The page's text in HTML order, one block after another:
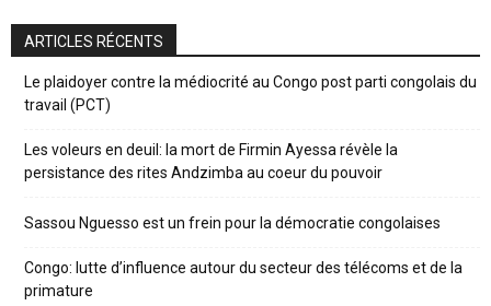
ARTICLES RÉCENTS
Le plaidoyer contre la médiocrité au Congo post parti congolais du
travail (PCT)
Les voleurs en deuil: la mort de Firmin Ayessa révèle la
persistance des rites Andzimba au coeur du pouvoir
Sassou Nguesso est un frein pour la démocratie congolaises
Congo: lutte d’influence autour du secteur des télécoms et de la
primature